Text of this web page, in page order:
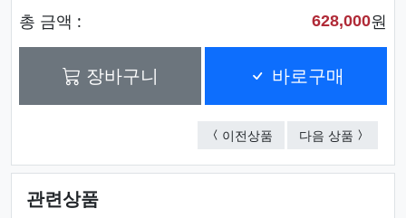
총 금액 : 628,000원
장바구니 바로구매
이전상품 타이틀리스트 Pro V1
다음 상품 피에르
관련상품